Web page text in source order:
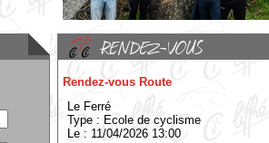
Rendez-vous Route
Le Ferré
Type : Ecole de cyclisme
Le : 11/04/2026 13:00